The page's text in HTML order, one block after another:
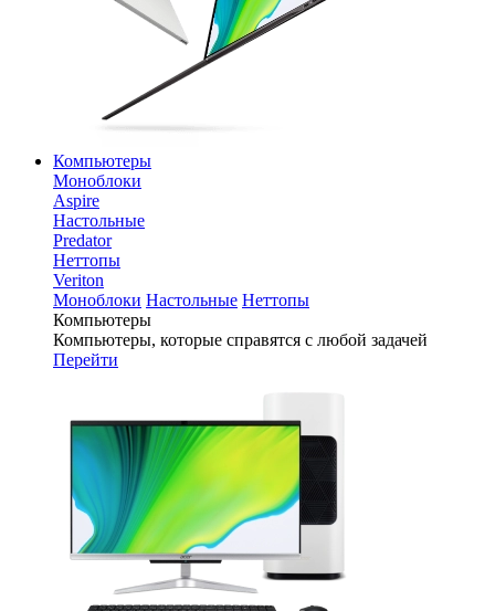
Компьютеры
Моноблоки
Aspire
Настольные
Predator
Неттопы
Veriton
Моноблоки Настольные Неттопы
Компьютеры
Компьютеры, которые справятся с любой задачей
Перейти